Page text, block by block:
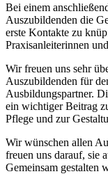
Bei einem
Auszubildenden die
erste Kontakte zu
Praxisanleiterinnen
Wir freuen uns sehr
Auszubildenden für
Ausbildungspartner.
ein wichtiger Beitrag
Pflege und zur
Wir wünschen allen
freuen uns darauf, sie
Gemeinsam gestalten